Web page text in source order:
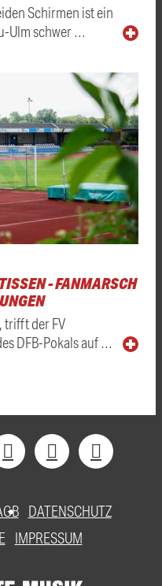
Schirmen ist ein
Ulm schwer …
- FANMARSCH
trifft der FV
DFB-Pokals auf …
DATENSCHUTZ
IMPRESSUM